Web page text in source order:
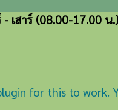
เสาร์ (08.00-17.00 น.)
for this to work.